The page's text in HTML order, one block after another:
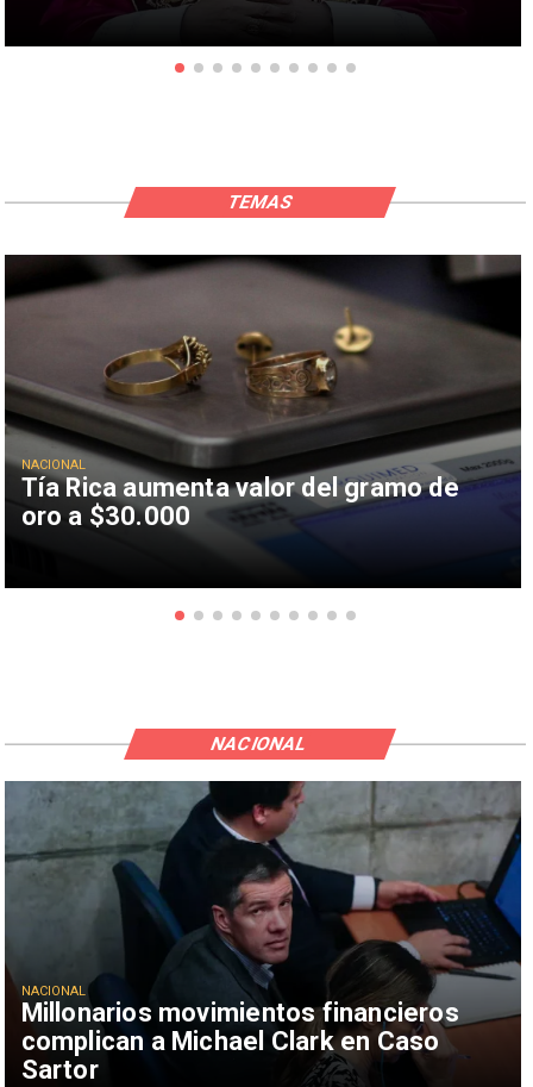
Tía Rica aumenta valor del gramo de
oro a $30.000
NACIONAL
TEMAS
Millonarios movimientos financieros
complican a Michael Clark en Caso
Sartor
NACIONAL
NACIONAL